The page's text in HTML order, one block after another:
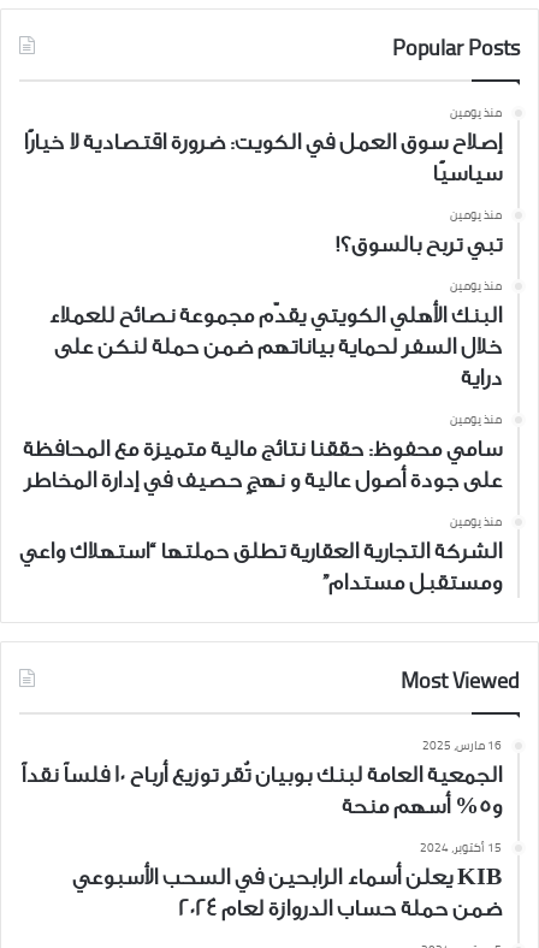
Popular Posts
منذ يومين
إصلاح سوق العمل في الكويت: ضرورة اقتصادية لا خيارًا
سياسيًا
منذ يومين
تبي تربح بالسوق؟!
منذ يومين
البنك الأهلي الكويتي يقدّم مجموعة نصائح للعملاء
خلال السفر لحماية بياناتهم ضمن حملة لنكن على
دراية
منذ يومين
سامي محفوظ: حققنا نتائج مالية متميزة مع المحافظة
على جودة أصول عالية و نهجٍ حصيف في إدارة المخاطر
منذ يومين
الشركة التجارية العقارية تطلق حملتها “استهلاك واعي
ومستقبل مستدام”
Most Viewed
16 مارس، 2025
الجمعية العامة لبنك بوبيان تُقر توزيع أرباح 10 فلساً نقداً
و5% أسهم منحة
15 أكتوبر، 2024
KIB يعلن أسماء الرابحين في السحب الأسبوعي
ضمن حملة حساب الدروازة لعام 2024